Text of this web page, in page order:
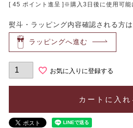
[ 45 ポイント進呈 ]※購入3日後に使用可能
熨斗・ラッピング内容確認される方
ラッピングへ進む
お気に入りに登録する
カートに入れ